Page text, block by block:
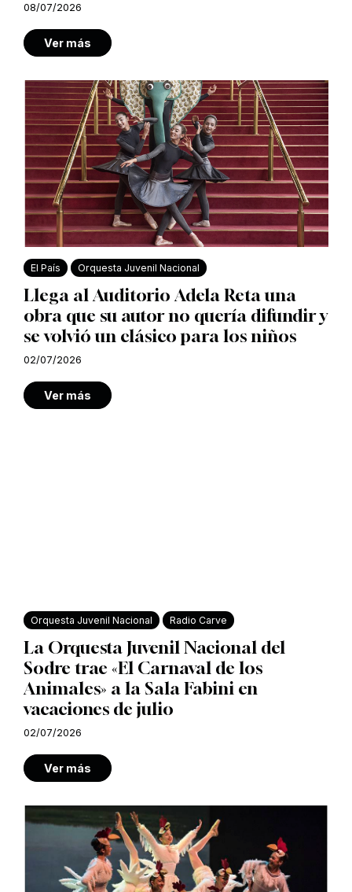
08/07/2026
Ver más
El País Orquesta Juvenil Nacional
Llega al Auditorio Adela Reta una
obra que su autor no quería difundir y
se volvió un clásico para los niños
02/07/2026
Ver más
Orquesta Juvenil Nacional Radio Carve
La Orquesta Juvenil Nacional del
Sodre trae «El Carnaval de los
Animales» a la Sala Fabini en
vacaciones de julio
02/07/2026
Ver más